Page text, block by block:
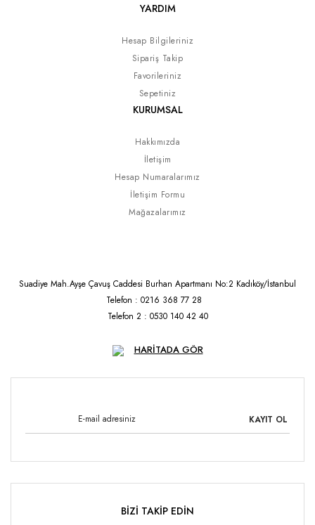
YARDIM
Hesap Bilgileriniz
Sipariş Takip
Favorileriniz
Sepetiniz
KURUMSAL
Hakkımızda
İletişim
Hesap Numaralarımız
İletişim Formu
Mağazalarımız
Suadiye Mah.Ayşe Çavuş Caddesi Burhan Apartmanı No:2 Kadıköy/İstanbul
Telefon : 0216 368 77 28
Telefon 2 : 0530 140 42 40
HARİTADA GÖR
KAYIT OL
BİZİ TAKİP EDİN